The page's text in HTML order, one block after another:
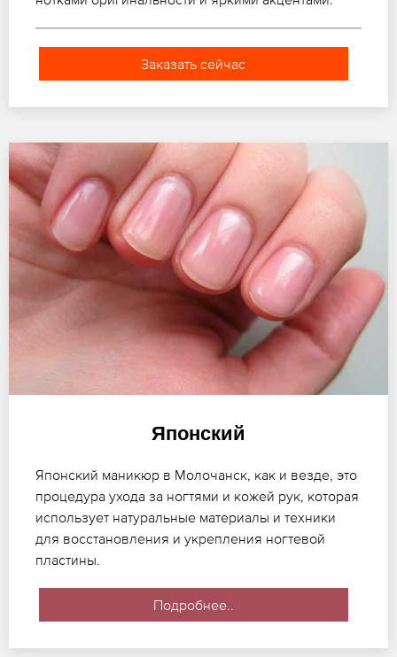
Заказать сейчас
Японский
Японский маникюр в Молочанск, как и везде, это
процедура ухода за ногтями и кожей рук, которая
использует натуральные материалы и техники
для восстановления и укрепления ногтевой
пластины.
Подробнее..